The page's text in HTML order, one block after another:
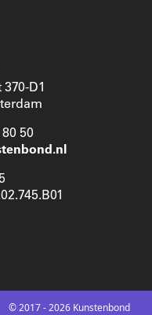
D1
50
© 2017 - 2026 Kunstenbond